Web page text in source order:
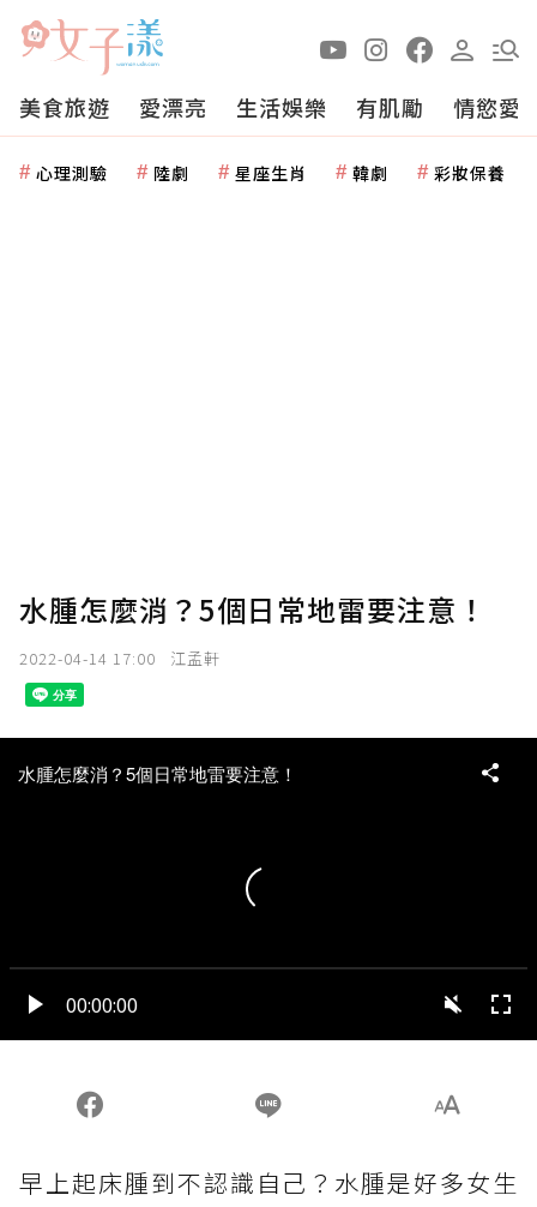
美食旅遊 愛漂亮 生活娛樂 有肌勵 情慾愛
心理測驗 陸劇 星座生肖 韓劇 彩妝保養
水腫怎麼消？5個日常地雷要注意！
2022-04-14 17:00 江孟軒
早上起床腫到不認識自己？水腫是好多女生